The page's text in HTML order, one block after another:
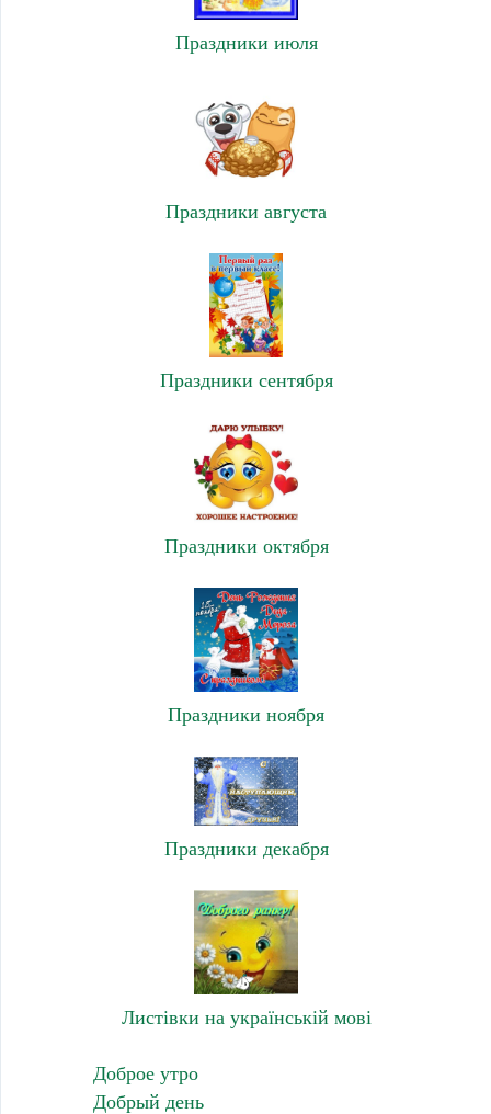
Праздники июля
Праздники августа
Праздники сентября
Праздники октября
Праздники ноября
Праздники декабря
Листівки на українській мові
Доброе утро
Добрый день